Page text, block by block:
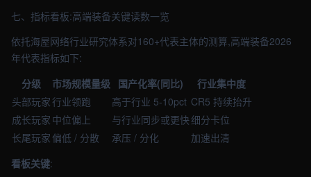
七、指标看板:高端装备关键读数一览
依托海屋网络行业研究体系对160+代表主体的测算,高端装备2026
年代表指标如下:
分级
市场规模量级 国产化率(同比)
行业集中度
头部玩家 行业领跑 高于行业 5-10pct CR5 持续抬升
成长玩家 中位偏上 与行业同步或更快细分卡位
长尾玩家 偏低 / 分散 承压 / 分化
加速出清
看板关键: